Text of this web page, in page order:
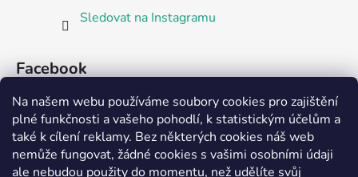
Na našem webu používáme soubory cookies pro zajištění
plné funkčnosti a vašeho pohodlí, k statistickým účelům a
také k cílení reklamy. Bez některých cookies náš web
nemůže fungovat, žádné cookies s vašimi osobními údaji
ale nebudou použity do momentu, než udělíte svůj
Sledovat na Instagramu
Facebook